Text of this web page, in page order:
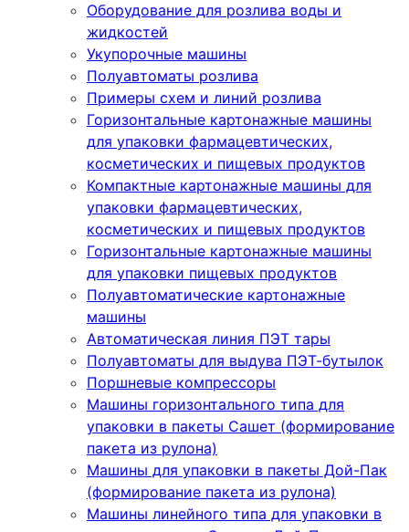
Оборудование для розлива воды и
жидкостей
Укупорочные машины
Полуавтоматы розлива
Примеры схем и линий розлива
Горизонтальные картонажные машины
для упаковки фармацевтических,
косметических и пищевых продуктов
Компактные картонажные машины для
упаковки фармацевтических,
косметических и пищевых продуктов
Горизонтальные картонажные машины
для упаковки пищевых продуктов
Полуавтоматические картонажные
машины
Автоматическая линия ПЭТ тары
Полуавтоматы для выдува ПЭТ-бутылок
Поршневые компрессоры
Машины горизонтального типа для
упаковки в пакеты Сашет (формирование
пакета из рулона)
Машины для упаковки в пакеты Дой-Пак
(формирование пакета из рулона)
Машины линейного типа для упаковки в